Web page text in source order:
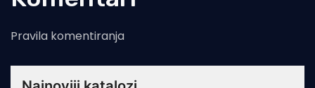
Pravila komentiranja